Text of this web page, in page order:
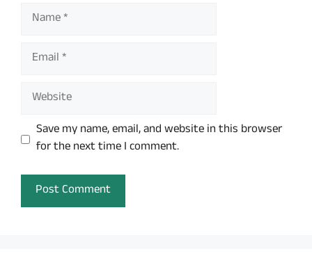
Name
Email
Website
Save my name, email, and website in this browser
for the next time I comment.